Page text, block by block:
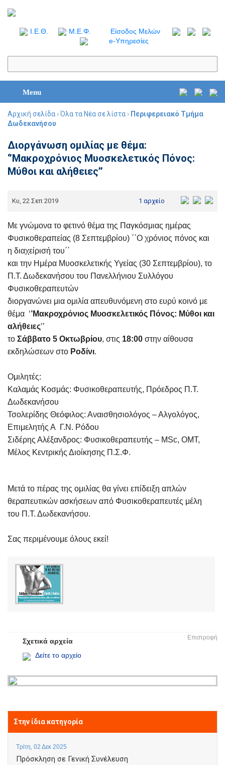
I.Ε.Θ. Μ.Ε.Φ.
Είσοδος Μελών
e-Υπηρεσίες
Menu
Αρχική σελίδα ›Όλα τα Νέα σε λίστα › Περιφερειακό Τμήμα
Δωδεκανήσου
Διοργάνωση ομιλίας με θέμα:
‘’Μακροχρόνιος Μυοσκελετικός Πόνος:
Μύθοι και αλήθειες’’
Κυ, 22 Σεπ 2019 1 αρχείο
Με γνώμονα το φετινό θέμα της Παγκόσμιας ημέρας
Φυσικοθεραπείας (8 Σεπτεμβρίου) ΄΄Ο χρόνιος πόνος και
η διαχείρισή του΄΄
και την Ημέρα Μυοσκελετικής Υγείας (30 Σεπτεμβρίου), το
Π.Τ. Δωδεκανήσου του Πανελλήνιου Συλλόγου
Φυσικοθεραπευτών
διοργανώνει μια ομιλία απευθυνόμενη στο ευρύ κοινό με
θέμα ‘’Μακροχρόνιος Μυοσκελετικός Πόνος: Μύθοι και
αλήθειες’’
το Σάββατο 5 Οκτωβρίου, στις 18:00 στην αίθουσα
εκδηλώσεων στο Ροδίνι.
Ομιλητές:
Καλαμάς Κοσμάς: Φυσικοθεραπευτής, Πρόεδρος Π.Τ.
Δωδεκανήσου
Τσολερίδης Θεόφιλος: Αναισθησιολόγος – Αλγολόγος,
Επιμελητής Α Γ.Ν. Ρόδου
Σιδέρης Αλέξανδρος: Φυσικοθεραπευτής – MSc, OMT,
Μέλος Κεντρικής Διοίκησης Π.Σ.Φ.
Μετά το πέρας της ομιλίας θα γίνει επίδειξη απλών
θεραπευτικών ασκήσεων από Φυσικοθεραπευτές μέλη
του Π.Τ. Δωδεκανήσου.
Σας περιμένουμε όλους εκεί!
Επιστροφή
Σχετικά αρχεία
Δείτε το αρχείο
Στην ίδια κατηγορία
Τρίτη, 02 Δεκ 2025
Πρόσκληση σε Γενική Συνέλευση